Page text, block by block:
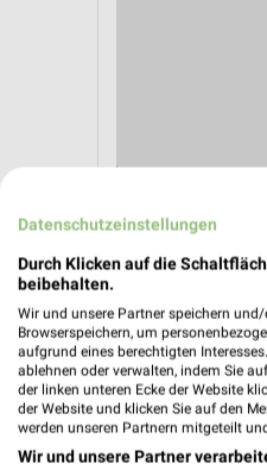
Aktuelle
Anzahl Prospekte: 2
Letztes
Datenschutzeinstellungen
Durch Klicken auf die
beibehalten.
Wir und unsere Partner speichern
Browserspeichern, um
aufgrund eines berechtigten
ablehnen oder verwalten, indem Sie
der linken unteren Ecke der Website
der Website und klicken Sie auf den
werden unseren Partnern mitgeteilt
Wir und unsere Partner